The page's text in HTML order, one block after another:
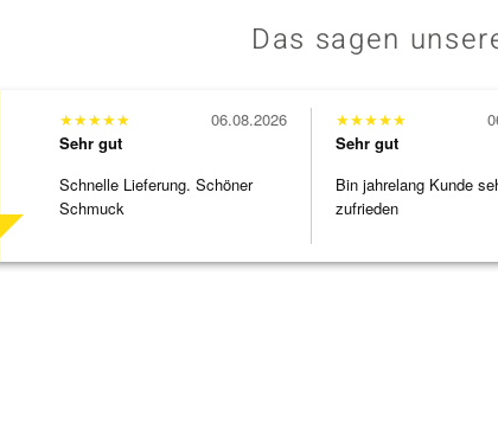
Das sagen
★★★★★
Sehr gut
Schnelle Lieferung. Schöner
Schmuck
06.08.2026 ★★★★★
Sehr gut
Bin jahrelang Kunde
zufrieden